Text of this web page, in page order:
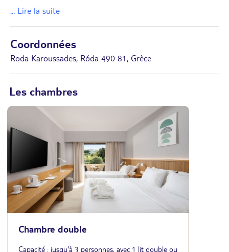
... Lire la suite
Coordonnées
Roda Karoussades, Róda 490 81, Grèce
Les chambres
Chambre double
Capacité : jusqu'à 3 personnes, avec 1 lit double ou